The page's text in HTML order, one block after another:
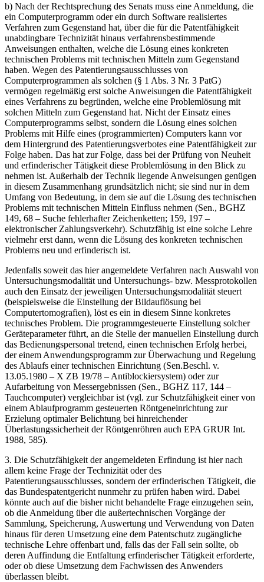
b) Nach der Rechtsprechung des Senats muss eine Anmeldung, die
ein Computerprogramm oder ein durch Software realisiertes
Verfahren zum Gegenstand hat, über die für die Patentfähigkeit
unabdingbare Technizität hinaus verfahrensbestimmende
Anweisungen enthalten, welche die Lösung eines konkreten
technischen Problems mit technischen Mitteln zum Gegenstand
haben. Wegen des Patentierungsausschlusses von
Computerprogrammen als solchen (§ 1 Abs. 3 Nr. 3 PatG)
vermögen regelmäßig erst solche Anweisungen die Patentfähigkeit
eines Verfahrens zu begründen, welche eine Problemlösung mit
solchen Mitteln zum Gegenstand hat. Nicht der Einsatz eines
Computerprogramms selbst, sondern die Lösung eines solchen
Problems mit Hilfe eines (programmierten) Computers kann vor
dem Hintergrund des Patentierungsverbotes eine Patentfähigkeit zur
Folge haben. Das hat zur Folge, dass bei der Prüfung von Neuheit
und erfinderischer Tätigkeit diese Problemlösung in den Blick zu
nehmen ist. Außerhalb der Technik liegende Anweisungen genügen
in diesem Zusammenhang grundsätzlich nicht; sie sind nur in dem
Umfang von Bedeutung, in dem sie auf die Lösung des technischen
Problems mit technischen Mitteln Einfluss nehmen (Sen., BGHZ
149, 68 – Suche fehlerhafter Zeichenketten; 159, 197 –
elektronischer Zahlungsverkehr). Schutzfähig ist eine solche Lehre
vielmehr erst dann, wenn die Lösung des konkreten technischen
Problems neu und erfinderisch ist.
Jedenfalls soweit das hier angemeldete Verfahren nach Auswahl von
Untersuchungsmodalität und Untersuchungs- bzw. Messprotokollen
auch den Einsatz der jeweiligen Untersuchungsmodalität steuert
(beispielsweise die Einstellung der Bildauflösung bei
Computertomografien), löst es ein in diesem Sinne konkretes
technisches Problem. Die programmgesteuerte Einstellung solcher
Geräteparameter führt, an die Stelle der manuellen Einstellung durch
das Bedienungspersonal tretend, einen technischen Erfolg herbei,
der einem Anwendungsprogramm zur Überwachung und Regelung
des Ablaufs einer technischen Einrichtung (Sen.Beschl. v.
13.05.1980 – X ZB 19/78 – Antiblockiersystem) oder zur
Aufarbeitung von Messergebnissen (Sen., BGHZ 117, 144 –
Tauchcomputer) vergleichbar ist (vgl. zur Schutzfähigkeit einer von
einem Ablaufprogramm gesteuerten Röntgeneinrichtung zur
Erzielung optimaler Belichtung bei hinreichender
Überlastungssicherheit der Röntgenröhren auch EPA GRUR Int.
1988, 585).
3. Die Schutzfähigkeit der angemeldeten Erfindung ist hier nach
allem keine Frage der Technizität oder des
Patentierungsausschlusses, sondern der erfinderischen Tätigkeit, die
das Bundespatentgericht nunmehr zu prüfen haben wird. Dabei
könnte auch auf die bisher nicht behandelte Frage einzugehen sein,
ob die Anmeldung über die außertechnischen Vorgänge der
Sammlung, Speicherung, Auswertung und Verwendung von Daten
hinaus für deren Umsetzung eine dem Patentschutz zugängliche
technische Lehre offenbart und, falls das der Fall sein sollte, ob
deren Auffindung die Entfaltung erfinderischer Tätigkeit erforderte,
oder ob diese Umsetzung dem Fachwissen des Anwenders
überlassen bleibt.